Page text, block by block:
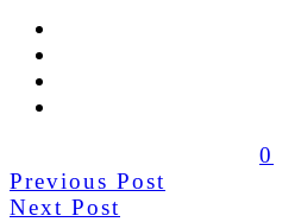
0
Previous Post
Next Post